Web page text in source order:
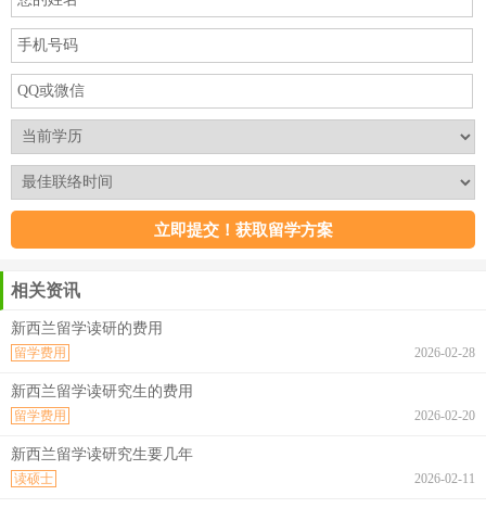
相关资讯
新西兰留学读研的费用
2026-02-28
留学费用
新西兰留学读研究生的费用
2026-02-20
留学费用
新西兰留学读研究生要几年
2026-02-11
读硕士